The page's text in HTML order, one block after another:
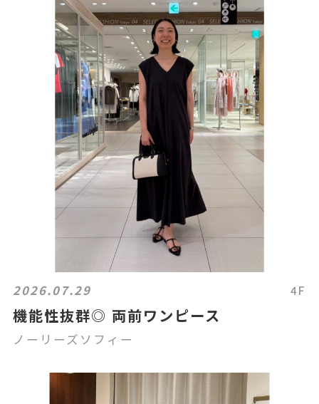
2026.07.29 4F
機能性抜群◎ 両前ワンピース
ノーリーズソフィー